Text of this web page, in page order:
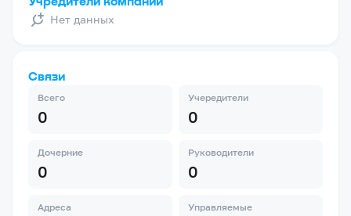
Нет данных
Связи
Всего
0
Учередители
0
Дочерние
0
Руководители
0
Адреса Управляемые